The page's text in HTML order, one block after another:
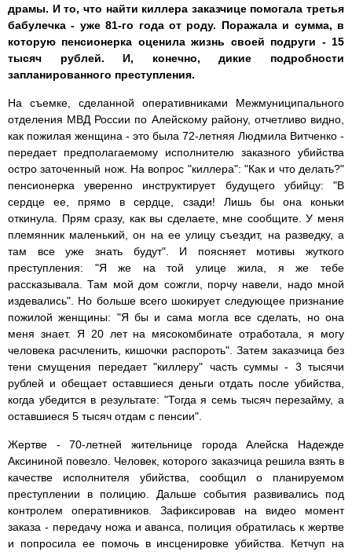
драмы. И то, что найти киллера заказчице помогала третья
бабулечка - уже 81-го года от роду. Поражала и сумма, в
которую пенсионерка оценила жизнь своей подруги - 15
тысяч рублей. И, конечно, дикие подробности
запланированного преступления.
На съемке, сделанной оперативниками Межмуниципального
отделения МВД России по Алейскому району, отчетливо видно,
как пожилая женщина - это была 72-летняя Людмила Витченко -
передает предполагаемому исполнителю заказного убийства
остро заточенный нож. На вопрос "киллера": "Как и что делать?"
пенсионерка уверенно инструктирует будущего убийцу: "В
сердце ее, прямо в сердце, сзади! Лишь бы она коньки
откинула. Прям сразу, как вы сделаете, мне сообщите. У меня
племянник маленький, он на ее улицу съездит, на разведку, а
там все уже знать будут". И поясняет мотивы жуткого
преступления: "Я же на той улице жила, я же тебе
рассказывала. Там мой дом сожгли, порчу навели, надо мной
издевались". Но больше всего шокирует следующее признание
пожилой женщины: "Я бы и сама могла все сделать, но она
меня знает. Я 20 лет на мясокомбинате отработала, я могу
человека расчленить, кишочки распороть". Затем заказчица без
тени смущения передает "киллеру" часть суммы - 3 тысячи
рублей и обещает оставшиеся деньги отдать после убийства,
когда убедится в результате: "Тогда я семь тысяч перезайму, а
оставшиеся 5 тысяч отдам с пенсии".
Жертве - 70-летней жительнице города Алейска Надежде
Аксининой повезло. Человек, которого заказчица решила взять в
качестве исполнителя убийства, сообщил о планируемом
преступлении в полицию. Дальше события развивались под
контролем оперативников. Зафиксировав на видео момент
заказа - передачу ножа и аванса, полиция обратилась к жертве
и попросила ее помочь в инсценировке убийства. Кетчуп на